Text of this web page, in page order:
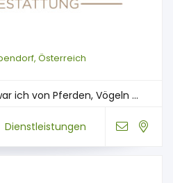
Österreich
ich von Pferden, Vögeln ...
Dienstleistungen